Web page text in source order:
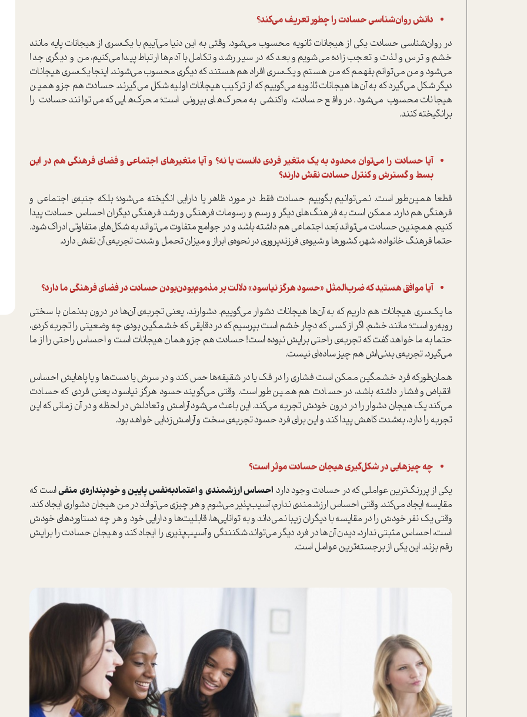
دانش روان‌شناسی حسادت را چطور تعریف می‌کند؟
در روان‌شناسی حسادت یکی از هیجانات ثانویه محسوب می‌شود. وقتی به این دنیا می‌آییم با یک‌سری از هیجانات پایه مانند
خشم و ترس و لذت و تعجب زاده می‌شویم و بعد که در سیر رشد و تکامل با آدم‌ها ارتباط پیدا می‌کنیم، من و دیگری جدا
می‌شود و من می‌توانم بفهمم که من هستم و یک‌سری افراد هم هستند که دیگری محسوب می‌شوند. اینجا یک‌سری هیجانات
دیگر شکل می‌گیرد که به آن‌ها هیجانات ثانویه می‌گوییم که از ترکیب هیجانات اولیه شکل می‌گیرند. حسادت هم جزو همین
هیجانات محسوب می‌شود. در واقع حسادت، واکنشی به محرک‌های بیرونی است؛ محرک‌هایی که می‌توانند حسادت را
برانگیخته کنند.
آیا حسادت را می‌توان محدود به یک متغیر فردی دانست یا نه؟ و آیا متغیرهای اجتماعی و فضای فرهنگی هم در این
بسط و گسترش و کنترل حسادت نقش دارند؟
قطعا همین‌طور است. نمی‌توانیم بگوییم حسادت فقط در مورد ظاهر یا دارایی انگیخته می‌شود؛ بلکه جنبه‌ی اجتماعی و
فرهنگی هم دارد. ممکن است به فرهنگ‌های دیگر و رسم و رسومات فرهنگی و رشد فرهنگی دیگران احساس حسادت پیدا
کنیم. همچنین حسادت می‌تواند بُعد اجتماعی هم داشته باشد و در جوامع متفاوت می‌تواند به شکل‌های متفاوتی ادراک شود.
حتما فرهنگ خانواده، شهر، کشور‌ها و شیوه‌ی فرزندپروری در نحوه‌ی ابراز و میزان تحمل و شدت تجربه‌ی آن نقش دارد.
آیا موافق‌ هستید که ضرب‌المثل «حسود هرگز نیاسود» دلالت بر مذموم‌بودن‌بودن حسادت در فضای فرهنگی ما دارد؟
ما یک‌سری هیجانات هم داریم که به آن‌ها هیجانات دشوار می‌گوییم. دشوارند، یعنی تجربه‌ی آن‌ها در درون بدنمان با سختی
روبه‌رو است؛ مانند خشم. اگر از کسی که دچار خشم است بپرسیم که در دقایقی که خشمگین بودی چه وضعیتی را تجربه کردی،
حتما به ما خواهد گفت که تجربه‌ی راحتی برایش نبوده است! حسادت هم جزو همان هیجانات است و احساس راحتی را از ما
می‌گیرد. تجربه‌ی بدنی‌اش هم چیز ساده‌ای نیست.
همان‌طور‌که فرد خشمگین ممکن است فشاری را در فک یا در شقیقه‌ها حس کند و در سرش یا دست‌ها و یا پاهایش احساس
انقباض و فشار داشته باشد، در حسادت هم همین‌طور است. وقتی می‌گویند حسود هرگز نیاسود، یعنی فردی که حسادت
می‌کند یک هیجان دشوار را در درون خودش تجربه می‌کند. این باعث می‌شود آرامش و تعادلش در لحظه و در آن زمانی که این
تجربه را دارد، به‌شدت کاهش پیدا کند و این برای فرد حسود تجربه‌ی سخت و آرامش‌زدایی خواهد بود.
چه چیزهایی در شکل‌گیری هیجان حسادت موثر است؟
یکی از پررنگ‌ترین عواملی که در حسادت وجود دارد احساس ارزشمندی و اعتماد‌به‌نفس پایین و خود‌پنداره‌ی منفیاست که
مقایسه ایجاد می‌کند. وقتی احساس ارزشمندی ندارم، آسیب‌پذیر می‌شوم و هر چیزی می‌تواند در من هیجان دشواری ایجاد کند.
وقتی یک نفر خودش را در مقایسه با دیگران زیبا نمی‌داند و به توانایی‌ها، قابلیت‌ها و دارایی خود و هر چه دستاوردهای خودش
است، احساس مثبتی ندارد، دیدن آن‌ها در فرد دیگر می‌تواند شکنندگی و آسیب‌پذیری را ایجاد کند و هیجان حسادت را برایش
رقم بزند. این یکی از برجسته‌ترین عوامل است.